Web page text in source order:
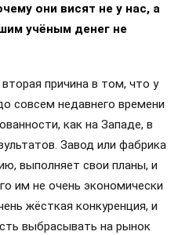
они висят не у нас, а
учёным денег не
причина в том, что у
совсем недавнего времени
как на Западе, в
Завод или фабрика
выполняет свои планы, и
им не очень экономически
жёсткая конкуренция, и
выбрасывать на рынок